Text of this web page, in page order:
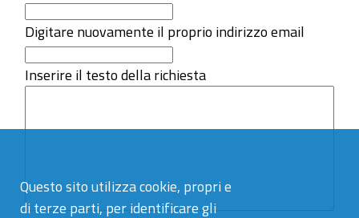
Questo sito utilizza cookie, propri e
di terze parti, per identificare gli
Digitare nuovamente il proprio indirizzo email
Inserire il testo della richiesta